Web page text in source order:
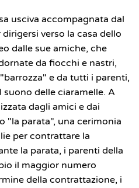
usciva accompagnata dal
verso la casa dello
dalle sue amiche, che
da fiocchi e nastri,
e da tutti i parenti,
delle ciaramelle. A
dagli amici e dai
"la parata", una cerimonia
per contrattare la
la parata, i parenti della
il maggior numero
della contrattazione, i